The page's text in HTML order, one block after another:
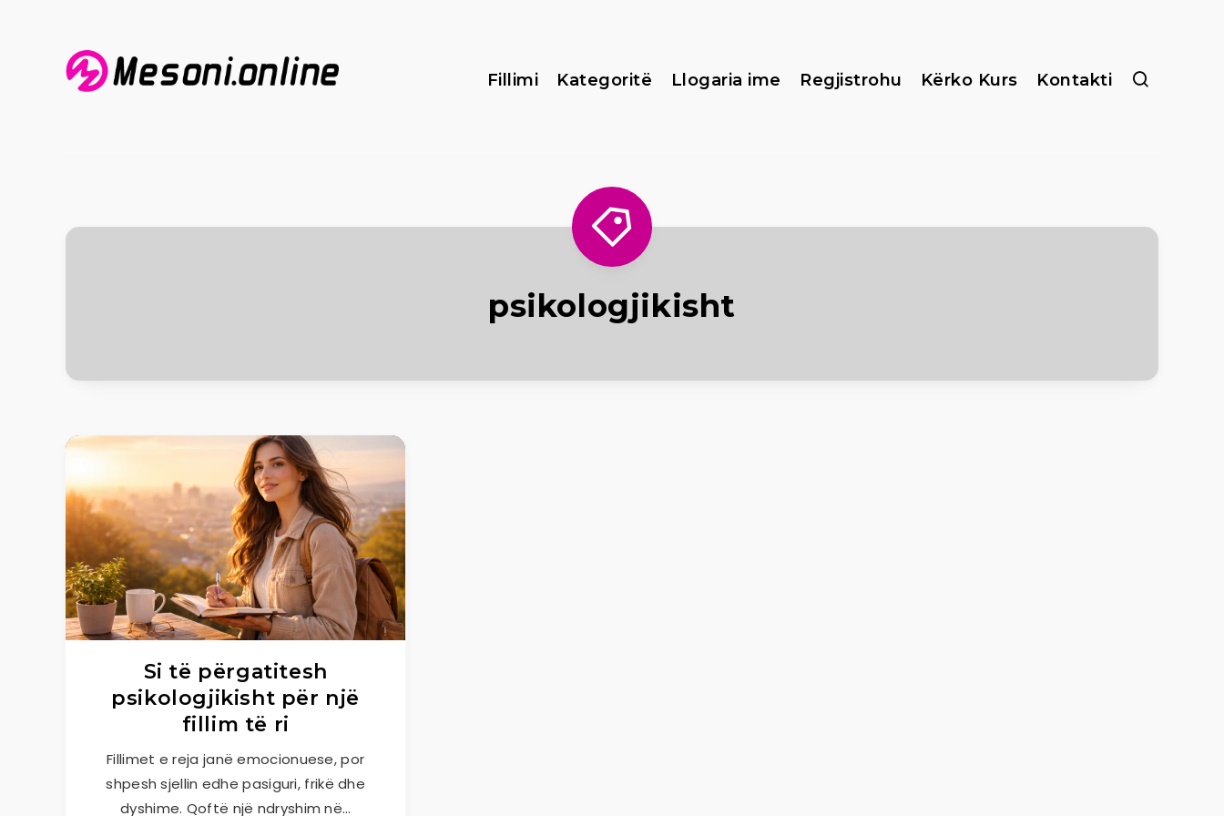
Fillimi Kategoritë Llogaria ime Regjistrohu Kërko Kurs Kontakti
psikologjikisht
Si të përgatitesh
psikologjikisht për një
fillim të ri
Fillimet e reja janë emocionuese, por
shpesh sjellin edhe pasiguri, frikë dhe
dyshime. Qoftë një ndryshim në…